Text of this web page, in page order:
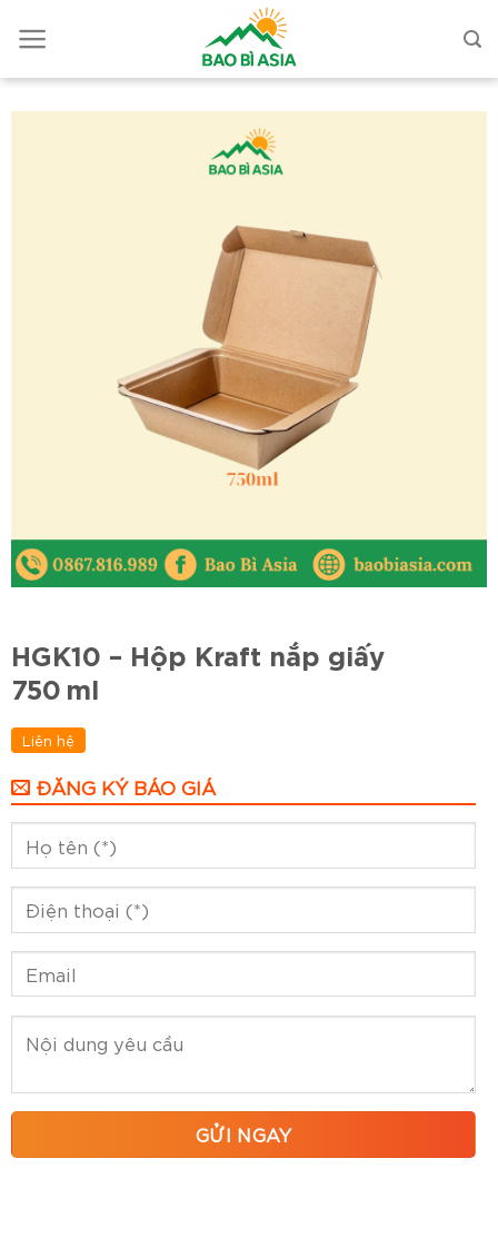
HGK10 – Hộp Kraft nắp giấy
750 ml
Liên hệ
ĐĂNG KÝ BÁO GIÁ